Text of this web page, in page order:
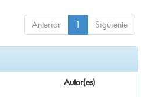
Anterior 1 Siguiente
Autor(es)